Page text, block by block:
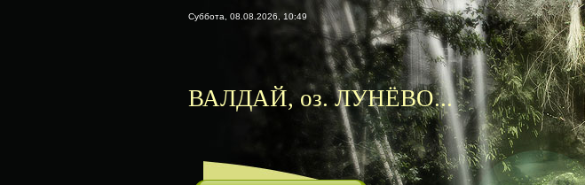
Суббота, 08.08.2026, 10:49
ВАЛДАЙ, оз. ЛУНЁВО...